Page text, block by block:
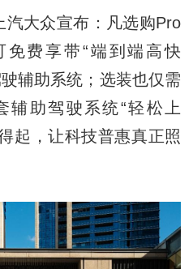
大众宣布：凡选购Pro
费享带“端到端高快
辅助系统；选装也仅需
辅助驾驶系统“轻松上
起，让科技普惠真正照